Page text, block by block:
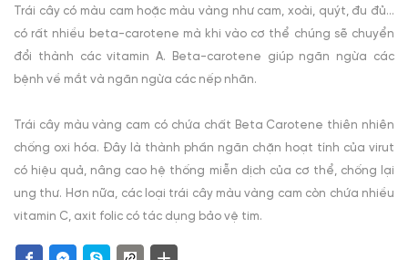
Trái cây có màu cam hoặc màu vàng như cam, xoài, quýt, đu đủ…
có rất nhiều beta-carotene mà khi vào cơ thể chúng sẽ chuyển
đổi thành các vitamin A. Beta-carotene giúp ngăn ngừa các
bệnh về mắt và ngăn ngừa các nếp nhăn.
Trái cây màu vàng cam có chứa chất Beta Carotene thiên nhiên
chống oxi hóa. Đây là thành phần ngăn chặn hoạt tính của virut
có hiệu quả, nâng cao hệ thống miễn dịch của cơ thể, chống lại
ung thư. Hơn nữa, các loại trái cây màu vàng cam còn chứa nhiều
vitamin C, axit folic có tác dụng bảo vệ tim.